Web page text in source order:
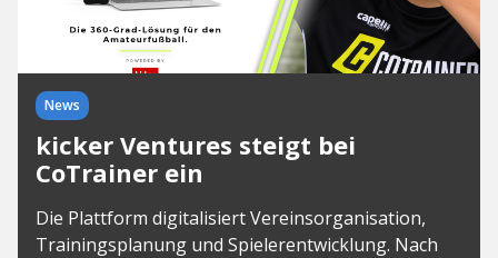
News
kicker Ventures steigt bei
CoTrainer ein
Die Plattform digitalisiert Vereinsorganisation,
Trainingsplanung und Spielerentwicklung. Nach